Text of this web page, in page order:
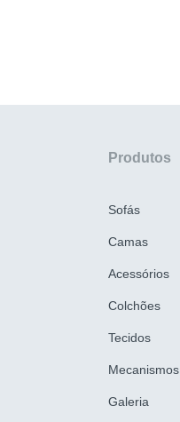
Produtos
Sofás
Camas
Acessórios
Colchões
Tecidos
Mecanismos
Galeria